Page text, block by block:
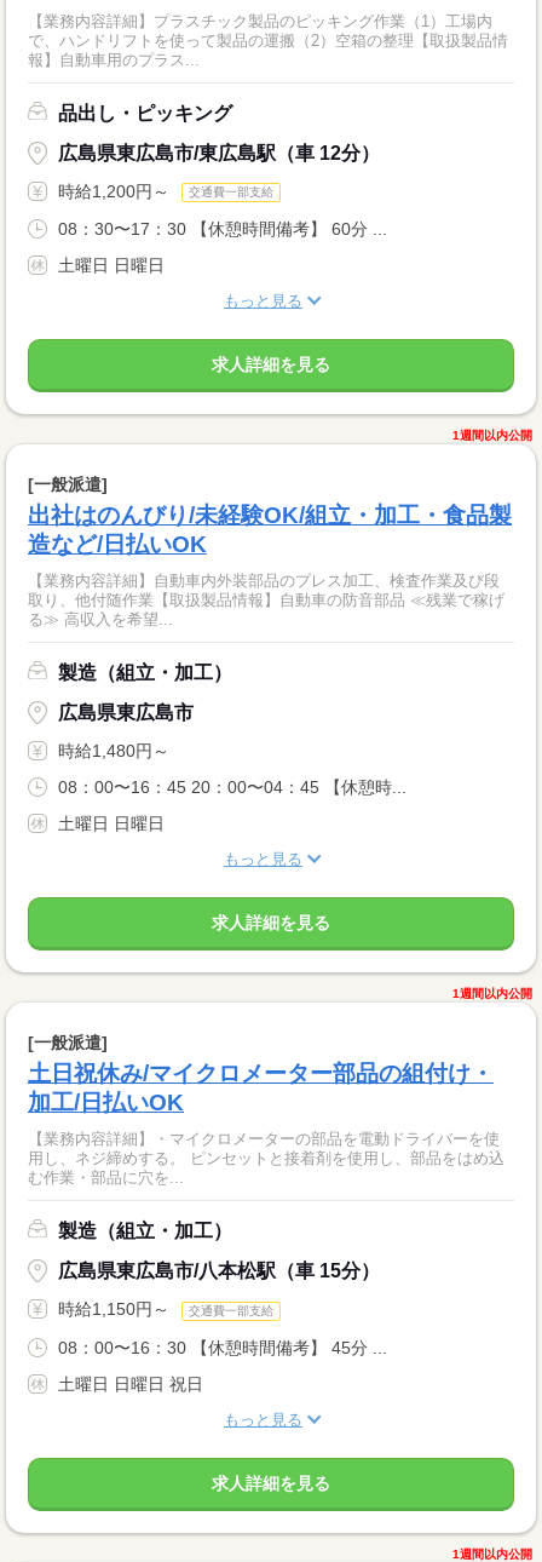
【業務内容詳細】プラスチック製品のピッキング作業（1）工場内
で、ハンドリフトを使って製品の運搬（2）空箱の整理【取扱製品情
報】自動車用のプラス...
品出し・ピッキング
広島県東広島市/東広島駅（車 12分）
時給1,200円～ 交通費一部支給
08：30〜17：30 【休憩時間備考】 60分 ...
土曜日 日曜日
もっと見る
求人詳細を見る
1週間以内公開
[一般派遣]
出社はのんびり/未経験OK/組立・加工・食品製
造など/日払いOK
【業務内容詳細】自動車内外装部品のプレス加工、検査作業及び段
取り、他付随作業【取扱製品情報】自動車の防音部品 ≪残業で稼げ
る≫ 高収入を希望...
製造（組立・加工）
広島県東広島市
時給1,480円～
08：00〜16：45 20：00〜04：45 【休憩時...
土曜日 日曜日
もっと見る
求人詳細を見る
1週間以内公開
[一般派遣]
土日祝休み/マイクロメーター部品の組付け・
加工/日払いOK
【業務内容詳細】・マイクロメーターの部品を電動ドライバーを使
用し、ネジ締めする。 ピンセットと接着剤を使用し、部品をはめ込
む作業・部品に穴を...
製造（組立・加工）
広島県東広島市/八本松駅（車 15分）
時給1,150円～ 交通費一部支給
08：00〜16：30 【休憩時間備考】 45分 ...
土曜日 日曜日 祝日
もっと見る
求人詳細を見る
1週間以内公開